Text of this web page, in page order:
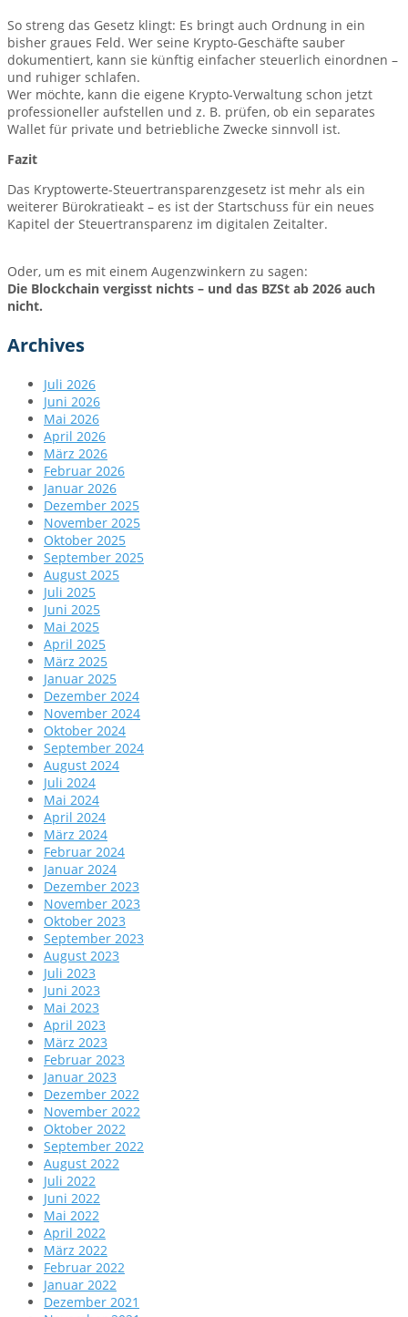
So streng das Gesetz klingt: Es bringt auch Ordnung in ein
bisher graues Feld. Wer seine Krypto-Geschäfte sauber
dokumentiert, kann sie künftig einfacher steuerlich einordnen –
und ruhiger schlafen.
Wer möchte, kann die eigene Krypto-Verwaltung schon jetzt
professioneller aufstellen und z. B. prüfen, ob ein separates
Wallet für private und betriebliche Zwecke sinnvoll ist.
Fazit
Das Kryptowerte-Steuertransparenzgesetz ist mehr als ein
weiterer Bürokratieakt – es ist der Startschuss für ein neues
Kapitel der Steuertransparenz im digitalen Zeitalter.
Oder, um es mit einem Augenzwinkern zu sagen:
Die Blockchain vergisst nichts – und das BZSt ab 2026 auch
nicht.
Archives
Juli 2026
Juni 2026
Mai 2026
April 2026
März 2026
Februar 2026
Januar 2026
Dezember 2025
November 2025
Oktober 2025
September 2025
August 2025
Juli 2025
Juni 2025
Mai 2025
April 2025
März 2025
Januar 2025
Dezember 2024
November 2024
Oktober 2024
September 2024
August 2024
Juli 2024
Mai 2024
April 2024
März 2024
Februar 2024
Januar 2024
Dezember 2023
November 2023
Oktober 2023
September 2023
August 2023
Juli 2023
Juni 2023
Mai 2023
April 2023
März 2023
Februar 2023
Januar 2023
Dezember 2022
November 2022
Oktober 2022
September 2022
August 2022
Juli 2022
Juni 2022
Mai 2022
April 2022
März 2022
Februar 2022
Januar 2022
Dezember 2021